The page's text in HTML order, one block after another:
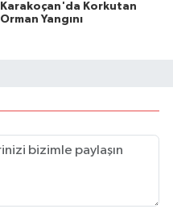
Karakoçan'da Korkutan
Orman Yangını